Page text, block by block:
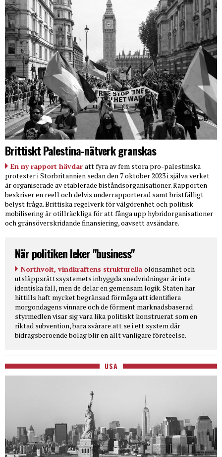
Brittiskt Palestina-nätverk granskas
En ny rapport hävdar att fyra av fem stora pro-palestinska
protester i Storbritannien sedan den 7 oktober 2023 i själva verket
är organiserade av etablerade biståndsorganisationer. Rapporten
beskriver en reell och delvis underrapporterad samt bristfälligt
belyst fråga. Brittiska regelverk för välgörenhet och politisk
mobilisering är otillräckliga för att fånga upp hybridorganisationer
och gränsöverskridande finansiering, oavsett avsändare.
När politiken leker "business"
Northvolt, vindkraftens strukturella olönsamhet och
utsläppsrättssystemets inbyggda snedvridningar är inte
identiska fall, men de delar en gemensam logik. Staten har
hittills haft mycket begränsad förmåga att identifiera
morgondagens vinnare och de förment marknadsbaserad
styrmedlen visar sig vara lika politiskt konstruerat som en
riktad subvention, bara svårare att se i ett system där
bidragsberoende bolag blir en allt vanligare företeelse.
USA